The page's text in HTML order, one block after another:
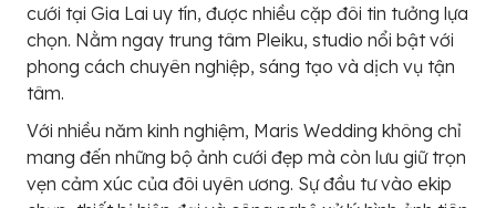
cưới tại Gia Lai uy tín, được nhiều cặp đôi tin tưởng lựa
chọn. Nằm ngay trung tâm Pleiku, studio nổi bật với
phong cách chuyên nghiệp, sáng tạo và dịch vụ tận
tâm.
Với nhiều năm kinh nghiệm, Maris Wedding không chỉ
mang đến những bộ ảnh cưới đẹp mà còn lưu giữ trọn
vẹn cảm xúc của đôi uyên ương. Sự đầu tư vào ekip